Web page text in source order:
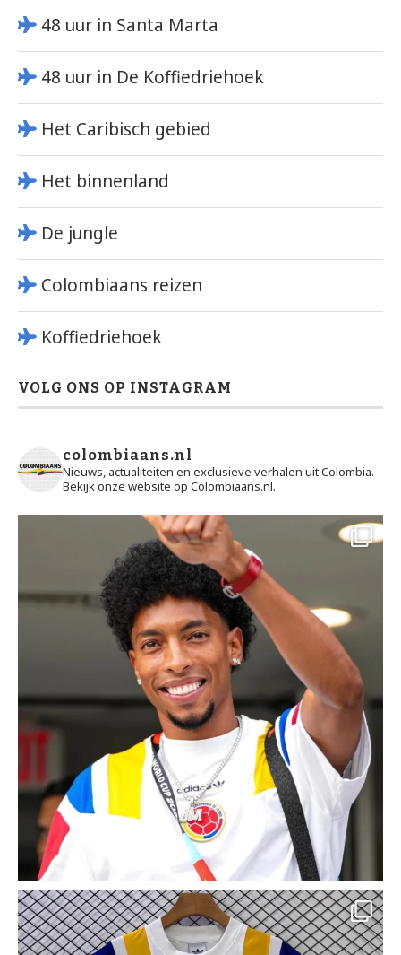
48 uur in Santa Marta
48 uur in De Koffiedriehoek
Het Caribisch gebied
Het binnenland
De jungle
Colombiaans reizen
Koffiedriehoek
VOLG ONS OP INSTAGRAM
colombiaans.nl
Nieuws, actualiteiten en exclusieve verhalen uit Colombia.
Bekijk onze website op Colombiaans.nl.